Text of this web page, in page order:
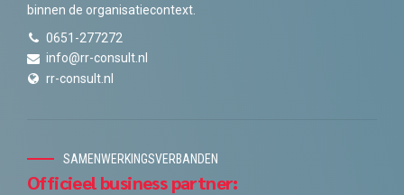
binnen de organisatiecontext.
0651-277272
info@rr-consult.nl
rr-consult.nl
SAMENWERKINGSVERBANDEN
Officieel business partner: